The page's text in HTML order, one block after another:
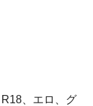
、エロ、グ